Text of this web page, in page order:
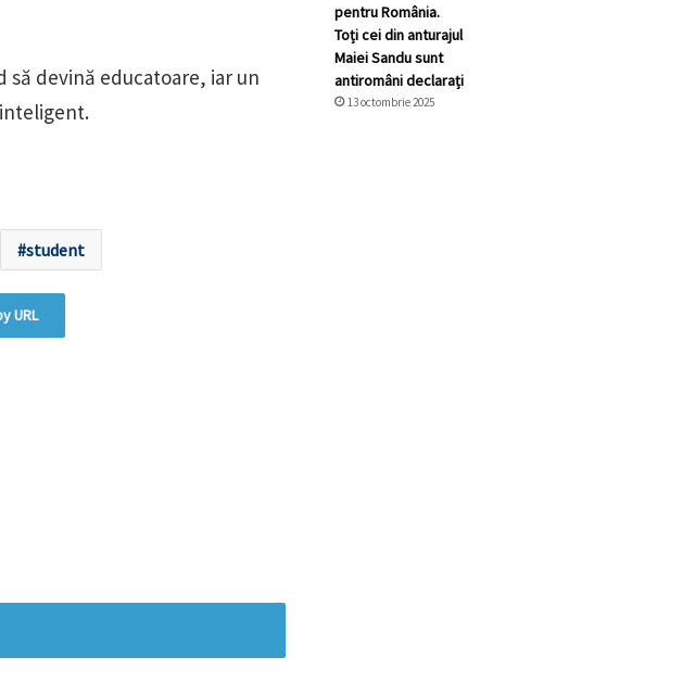
să devină educatoare, iar un
student
URL
pentru România.
Toți cei din anturajul
Maiei Sandu sunt
antiromâni declarați
13 octombrie 2025